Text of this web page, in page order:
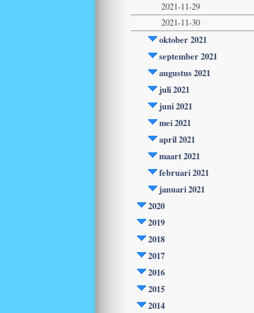
2021-11-29
2021-11-30
oktober 2021
september 2021
augustus 2021
juli 2021
juni 2021
mei 2021
april 2021
maart 2021
februari 2021
januari 2021
2020
2019
2018
2017
2016
2015
2014